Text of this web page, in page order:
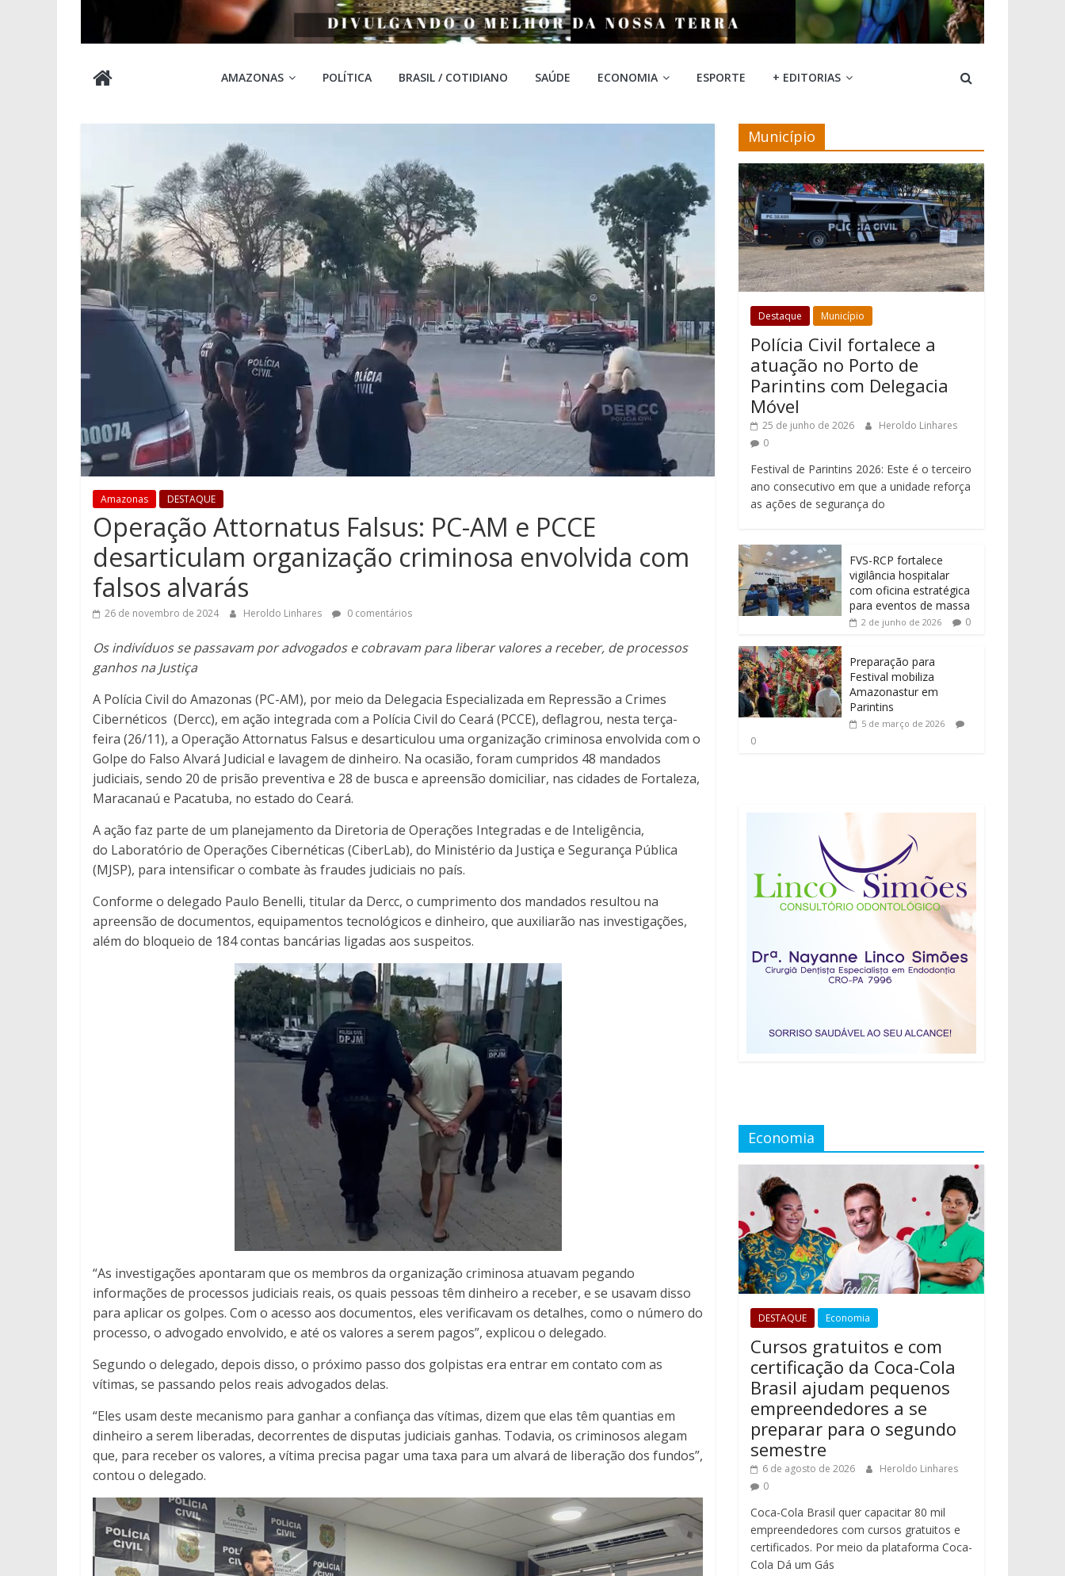
Cabocla
AMAZONAS POLÍTICA BRASIL / COTIDIANO SAÚDE ECONOMIA ESPORTE + EDITORIAS
Amazonas DESTAQUE
Operação Attornatus Falsus: PC-AM e PCCE
desarticulam organização criminosa envolvida com
falsos alvarás
26 de novembro de 2024 Heroldo Linhares 0 comentários
Os indivíduos se passavam por advogados e cobravam para liberar valores a receber, de processos
ganhos na Justiça
A Polícia Civil do Amazonas (PC-AM), por meio da Delegacia Especializada em Repressão a Crimes
Cibernéticos (Dercc), em ação integrada com a Polícia Civil do Ceará (PCCE), deflagrou, nesta terça-
feira (26/11), a Operação Attornatus Falsus e desarticulou uma organização criminosa envolvida com o
Golpe do Falso Alvará Judicial e lavagem de dinheiro. Na ocasião, foram cumpridos 48 mandados
judiciais, sendo 20 de prisão preventiva e 28 de busca e apreensão domiciliar, nas cidades de Fortaleza,
Maracanaú e Pacatuba, no estado do Ceará.
A ação faz parte de um planejamento da Diretoria de Operações Integradas e de Inteligência,
do Laboratório de Operações Cibernéticas (CiberLab), do Ministério da Justiça e Segurança Pública
(MJSP), para intensificar o combate às fraudes judiciais no país.
Conforme o delegado Paulo Benelli, titular da Dercc, o cumprimento dos mandados resultou na
apreensão de documentos, equipamentos tecnológicos e dinheiro, que auxiliarão nas investigações,
além do bloqueio de 184 contas bancárias ligadas aos suspeitos.
“As investigações apontaram que os membros da organização criminosa atuavam pegando
informações de processos judiciais reais, os quais pessoas têm dinheiro a receber, e se usavam disso
para aplicar os golpes. Com o acesso aos documentos, eles verificavam os detalhes, como o número do
processo, o advogado envolvido, e até os valores a serem pagos”, explicou o delegado.
Segundo o delegado, depois disso, o próximo passo dos golpistas era entrar em contato com as
vítimas, se passando pelos reais advogados delas.
“Eles usam deste mecanismo para ganhar a confiança das vítimas, dizem que elas têm quantias em
dinheiro a serem liberadas, decorrentes de disputas judiciais ganhas. Todavia, os criminosos alegam
que, para receber os valores, a vítima precisa pagar uma taxa para um alvará de liberação dos fundos”,
contou o delegado.
Município
Destaque Município
Polícia Civil fortalece a
atuação no Porto de
Parintins com Delegacia
Móvel
25 de junho de 2026
Heroldo Linhares
0
Festival de Parintins 2026: Este é o terceiro
ano consecutivo em que a unidade reforça
as ações de segurança do
FVS-RCP fortalece
vigilância hospitalar
com oficina estratégica
para eventos de massa
2 de junho de 2026 0
Preparação para
Festival mobiliza
Amazonastur em
Parintins
5 de março de 2026
0
Economia
DESTAQUE Economia
Cursos gratuitos e com
certificação da Coca-Cola
Brasil ajudam pequenos
empreendedores a se
preparar para o segundo
semestre
6 de agosto de 2026
Heroldo Linhares
0
Coca-Cola Brasil quer capacitar 80 mil
empreendedores com cursos gratuitos e
certificados. Por meio da plataforma Coca-
Cola Dá um Gás